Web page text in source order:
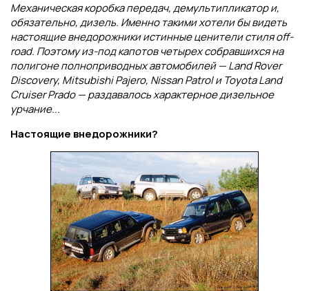
Механическая коробка передач, демультипликатор и,
обязательно, дизель. Именно такими хотели бы видеть
настоящие внедорожники истинные ценители стиля off-
road. Поэтому из-под капотов четырех собравшихся на
полигоне полноприводных автомобилей — Land Rover
Discovery, Mitsubishi Pajero, Nissan Patrol и Toyota Land
Cruiser Prado — раздавалось характерное дизельное
урчание...
Настоящие внедорожники?